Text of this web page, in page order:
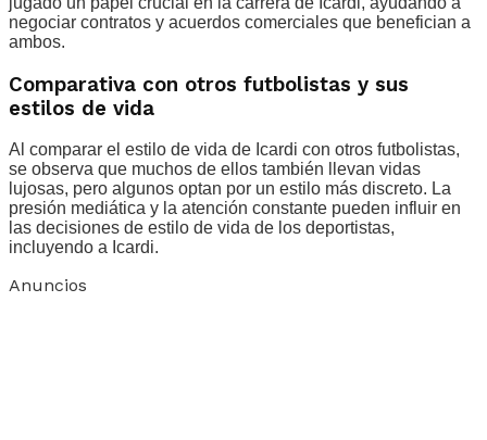
negociar contratos y acuerdos comerciales que benefician a
ambos.
Comparativa con otros futbolistas y sus
estilos de vida
Al comparar el estilo de vida de Icardi con otros futbolistas,
se observa que muchos de ellos también llevan vidas
lujosas, pero algunos optan por un estilo más discreto. La
presión mediática y la atención constante pueden influir en
las decisiones de estilo de vida de los deportistas,
incluyendo a Icardi.
Anuncios